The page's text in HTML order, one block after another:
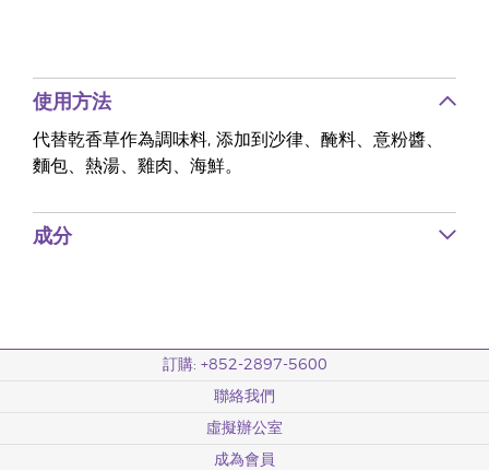
使用方法
代替乾香草作為調味料, 添加到沙律、醃料、意粉醬、
麵包、熱湯、雞肉、海鮮。
成分
訂購: +852-2897-5600
聯絡我們
虛擬辦公室
成為會員